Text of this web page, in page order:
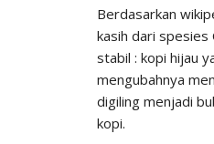
Berdasarkan
kasih dari spesies
stabil : kopi hijau
mengubahnya
digiling menjadi
kopi.